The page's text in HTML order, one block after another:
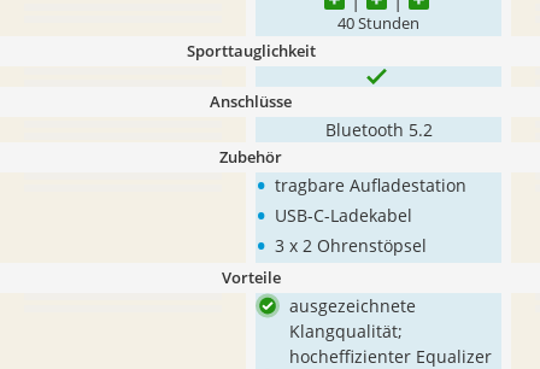
40 Stunden
Sporttauglichkeit
Anschlüsse
Bluetooth 5.2
Zubehör
• tragbare Aufladestation
• USB-C-Ladekabel
• 3 x 2 Ohrenstöpsel
Vorteile
ausgezeichnete
Klangqualität;
hocheffizienter Equalizer